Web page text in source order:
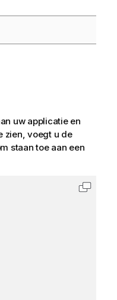
uw applicatie en
zien, voegt u de
staan toe aan een
Code